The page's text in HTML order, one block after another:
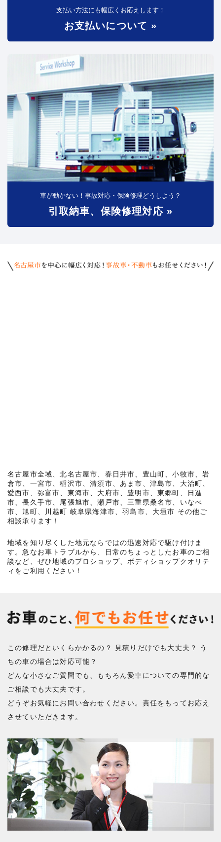
支払い方法にも幅広くお応えします！
お支払いについて »
車が動かない！事故対応・保険修理どうしよう？
引取納車、保険修理対応 »
名古屋市全域、北名古屋市、春日井市、豊山町、小牧市、岩
倉市、一宮市、稲沢市、清須市、あま市、津島市、大治町、
愛西市、弥富市、東海市、大府市、豊明市、東郷町、日進
市、長久手市、尾張旭市、瀬戸市、三重県桑名市、いなべ
市、旭町、川越町 岐阜県海津市、羽島市、大垣市 その他ご
相談承ります！
地域を知り尽くした地元ならではの迅速対応で駆け付けま
す。急なお車トラブルから、日常のちょっとしたお車のご相
談など、ぜひ地域のプロショップ、ボディショップクオリテ
ィをご利用ください！
この修理だといくらかかるの？ 見積りだけでも大丈夫？ う
ちの車の場合は対応可能？
どんな小さなご質問でも、もちろん愛車についての専門的な
ご相談でも大丈夫です。
どうぞお気軽にお問い合わせください。責任をもってお応え
させていただきます。